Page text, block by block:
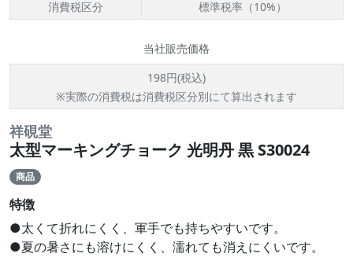
消費税区分
標準税率（10%）
当社販売価格
198円(税込)
※実際の消費税は消費税区分別にて算出されます
祥硯堂
太型マーキングチョーク 光明丹 黒 S30024
商品
特徴
●太くて折れにくく、軍手でも持ちやすいです。
●夏の暑さにも溶けにくく、濡れても消えにくいです。